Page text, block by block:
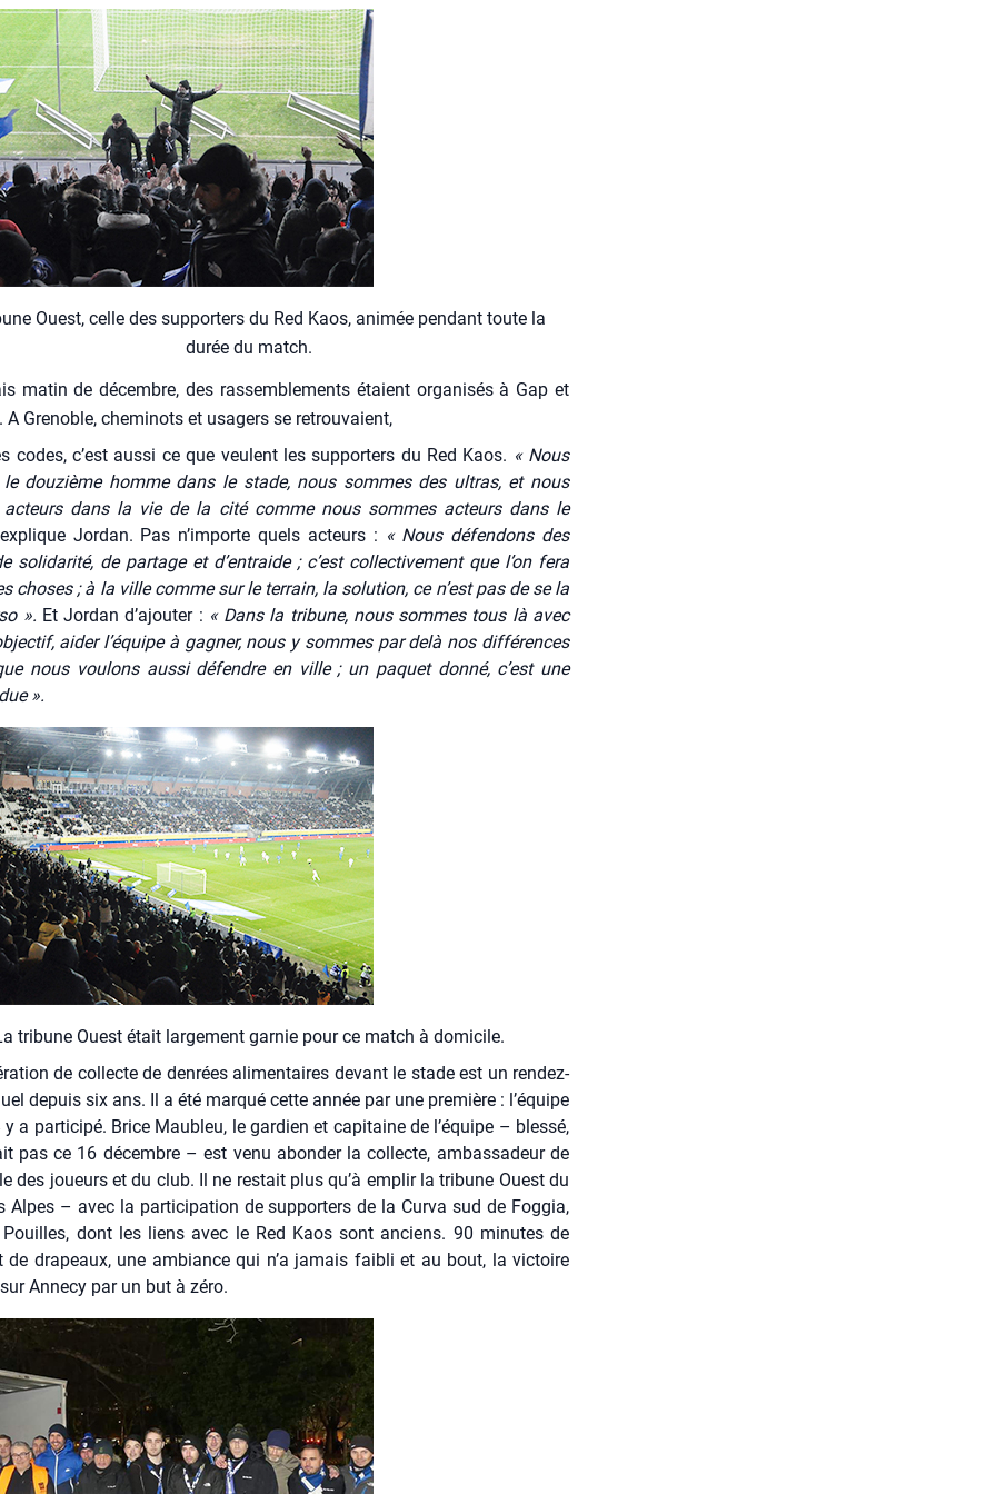
Ouest, celle des sup­por­ters du Red Kaos, ani­mée pen­dant toute la
durée du match.
matin de décembre, des ras­sem­ble­ments étaient orga­ni­sés à Gap et
A Gre­noble, che­mi­nots et usa­gers se retrou­vaient,
codes, c’est aus­si ce que veulent les sup­por­ters du Red Kaos. « Nous
dou­zième homme dans le stade, nous sommes des ultras, et nous
acteurs dans la vie de la cité comme nous sommes acteurs dans le
Jor­dan. Pas n’importe quels acteurs : « Nous défen­dons des
soli­da­ri­té, de par­tage et d’entraide ; c’est col­lec­ti­ve­ment que l’on fera
choses ; à la ville comme sur le ter­rain, la solu­tion, ce n’est pas de se la
». Et Jor­dan d’ajouter : « Dans la tri­bune, nous sommes tous là avec
aider l’équipe à gagner, nous y sommes par delà nos dif­fé­rences
nous vou­lons aus­si défendre en ville ; un paquet don­né, c’est une
».
tri­bune Ouest était lar­ge­ment gar­nie pour ce match à domi­cile.
de col­lecte de den­rées ali­men­taires devant le stade est un ren­dez-
depuis six ans. Il a été mar­qué cette année par une pre­mière : l’équipe
y a par­ti­ci­pé. Brice Mau­bleu, le gar­dien et capi­taine de l’équipe – bles­sé,
pas ce 16 décembre – est venu abon­der la col­lecte, ambas­sa­deur de
des joueurs et du club. Il ne res­tait plus qu’à emplir la tri­bune Ouest du
Alpes – avec la par­ti­ci­pa­tion de sup­por­ters de la Cur­va sud de Fog­gia,
dont les liens avec le Red Kaos sont anciens. 90 minutes de
de dra­peaux, une ambiance qui n’a jamais fai­bli et au bout, la vic­toire
Anne­cy par un but à zéro.